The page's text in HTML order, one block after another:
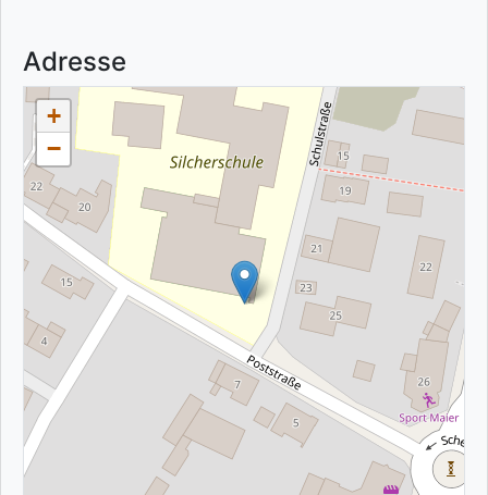
Adresse
+
−